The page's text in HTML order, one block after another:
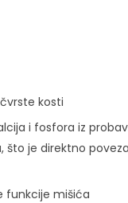
kosti
i fosfora iz
što je direktno
funkcije mišića